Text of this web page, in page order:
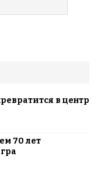
в центр
70 лет